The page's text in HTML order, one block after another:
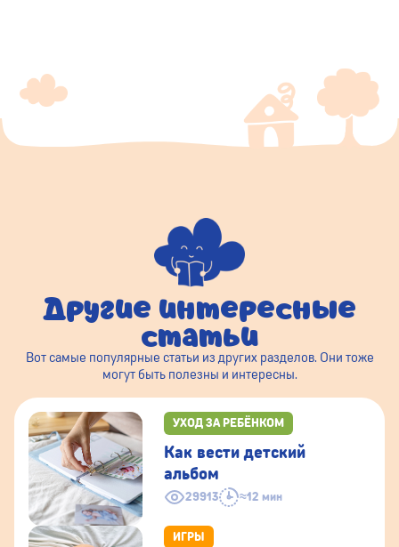
Другие интересные
статьи
Вот самые популярные статьи из других разделов. Они тоже
могут быть полезны и интересны.
УХОД ЗА РЕБЁНКОМ
29913 ≈12 мин
Как вести детский
альбом
ИГРЫ